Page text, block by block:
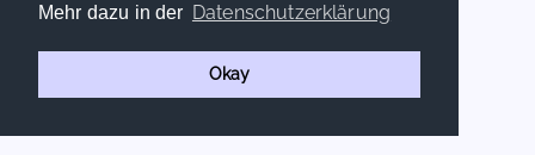
Mehr dazu in der Datenschutzerklärung
Okay